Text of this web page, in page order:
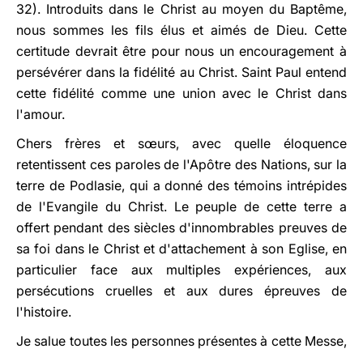
32). Introduits dans le Christ au moyen du Baptême,
nous sommes les fils élus et aimés de Dieu. Cette
certitude devrait être pour nous un encouragement à
persévérer dans la fidélité au Christ. Saint Paul entend
cette fidélité comme une union avec le Christ dans
l'amour.
Chers frères et sœurs, avec quelle éloquence
retentissent ces paroles de l'Apôtre des Nations, sur la
terre de Podlasie, qui a donné des témoins intrépides
de l'Evangile du Christ. Le peuple de cette terre a
offert pendant des siècles d'innombrables preuves de
sa foi dans le Christ et d'attachement à son Eglise, en
particulier face aux multiples expériences, aux
persécutions cruelles et aux dures épreuves de
l'histoire.
Je salue toutes les personnes présentes à cette Messe,